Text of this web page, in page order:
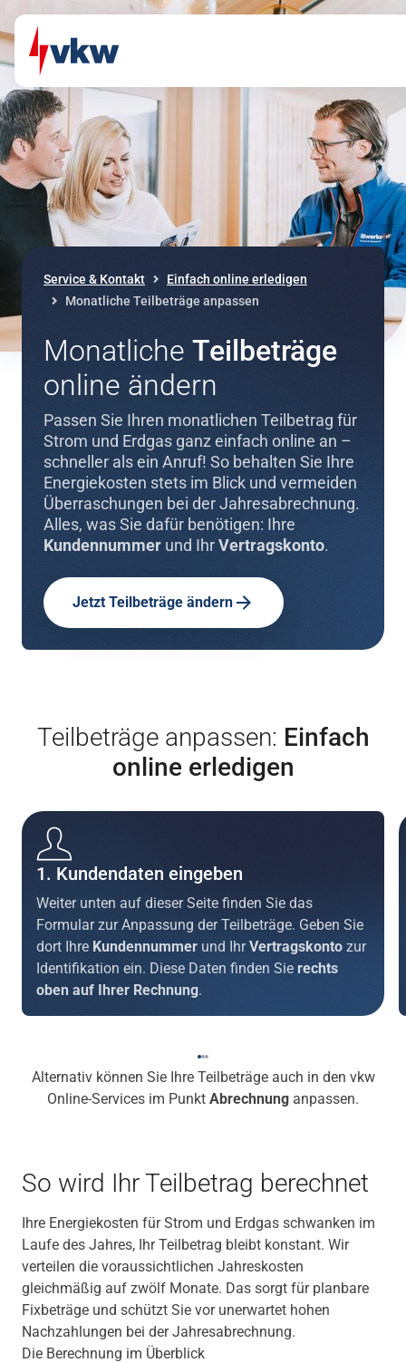
Direkt zum Inhalt
Direkt zur Navigation
Service & Kontakt
Einfach online erledigen
Monatliche Teilbeträge anpassen
Monatliche Teilbeträge
online ändern
Passen Sie Ihren monatlichen Teilbetrag für
Strom und Erdgas ganz einfach online an –
schneller als ein Anruf! So behalten Sie Ihre
Energiekosten stets im Blick und vermeiden
Überraschungen bei der Jahresabrechnung.
Alles, was Sie dafür benötigen: Ihre
Kundennummer und IhrVertragskonto.
Jetzt Teilbeträge ändern
Teilbeträge anpassen: Einfach
online erledigen
1. Kundendaten eingeben
Weiter unten auf dieser Seite finden Sie das
Formular zur Anpassung der Teilbeträge. Geben Sie
dort Ihre Kundennummer und IhrVertragskonto zur
Identifikation ein. Diese Daten finden Sie rechts
oben auf Ihrer Rechnung.
Alternativ können Sie Ihre Teilbeträge auch in den vkw
Online-Services im Punkt Abrechnung anpassen.
So wird Ihr Teilbetrag berechnet
Ihre Energiekosten für Strom und Erdgas schwanken im
Laufe des Jahres, Ihr Teilbetrag bleibt konstant. Wir
verteilen die voraussichtlichen Jahreskosten
gleichmäßig auf zwölf Monate. Das sorgt für planbare
Fixbeträge und schützt Sie vor unerwartet hohen
Nachzahlungen bei der Jahresabrechnung.
Die Berechnung im Überblick